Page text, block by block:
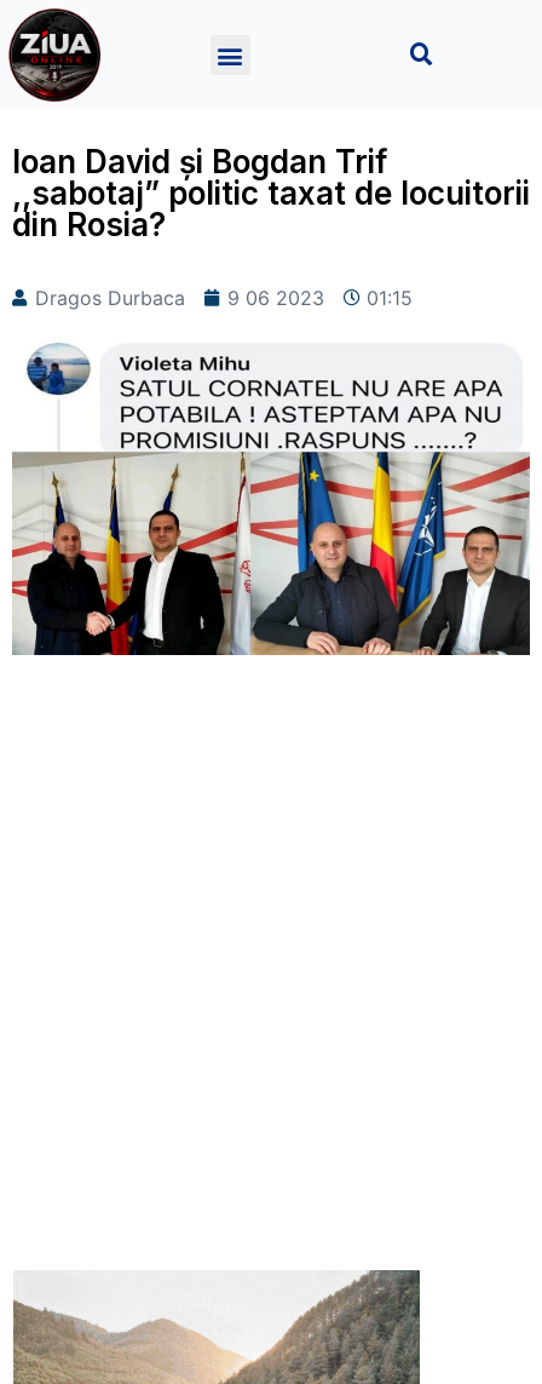
Ioan David și Bogdan Trif
,,sabotaj” politic taxat de locuitorii
din Rosia?
Dragos Durbaca 9 06 2023 01:15